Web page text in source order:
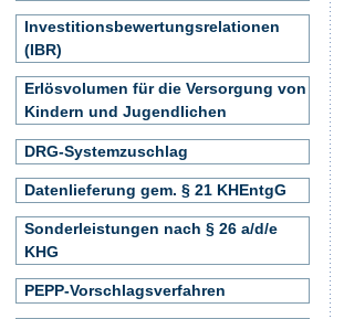
Investitionsbewertungsrelationen
(IBR)
Erlösvolumen für die Versorgung von
Kindern und Jugendlichen
DRG-Systemzuschlag
Datenlieferung gem. § 21 KHEntgG
Sonderleistungen nach § 26 a/d/e
KHG
PEPP-Vorschlagsverfahren